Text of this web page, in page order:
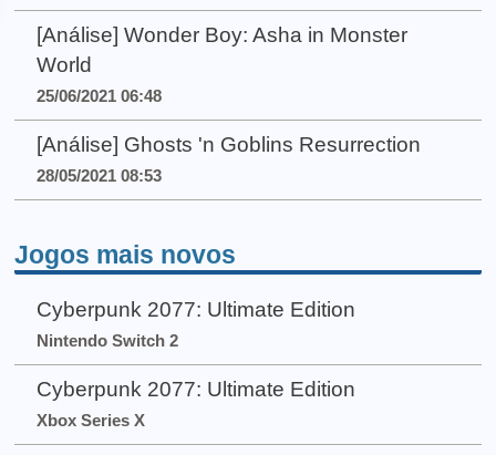
[Análise] Wonder Boy: Asha in Monster
World
25/06/2021 06:48
[Análise] Ghosts 'n Goblins Resurrection
28/05/2021 08:53
Jogos mais novos
Cyberpunk 2077: Ultimate Edition
Nintendo Switch 2
Cyberpunk 2077: Ultimate Edition
Xbox Series X